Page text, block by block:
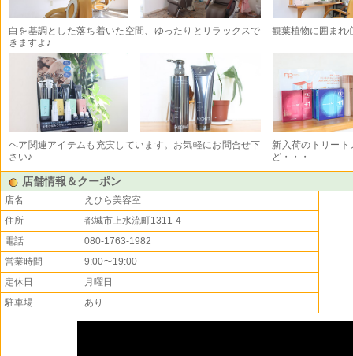
白を基調とした落ち着いた空間、ゆったりとリラックスで
きますよ♪
観葉植物に囲まれ
ヘア関連アイテムも充実しています。お気軽にお問合せ下
さい♪
新入荷のトリー
ど・・・
店舗情報＆クーポン
店名
えひら美容室
住所
都城市上水流町1311-4
電話
080-1763-1982
営業時間
9:00〜19:00
定休日
月曜日
駐車場
あり